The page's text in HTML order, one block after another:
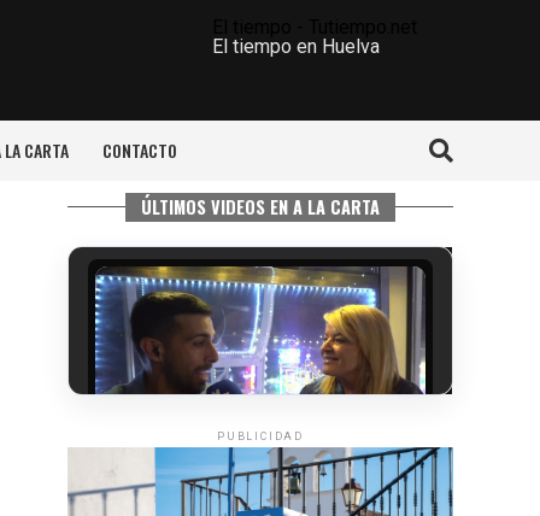
El tiempo en Huelva
LA CARTA CONTACTO
ÚLTIMOS VIDEOS EN A LA CARTA
5º DÍA DE LAS FIESTAS COLOMBINAS
2026
PUBLICIDAD